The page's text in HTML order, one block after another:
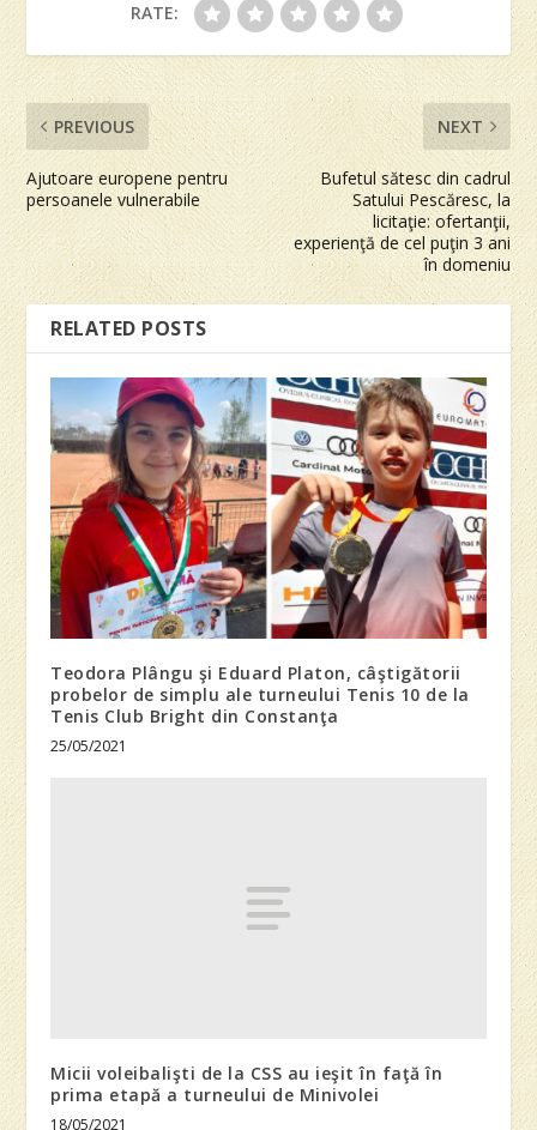
RATE:
PREVIOUS
Ajutoare europene pentru
persoanele vulnerabile
NEXT
Bufetul sătesc din cadrul
Satului Pescăresc, la
licitaţie: ofertanţii,
experienţă de cel puţin 3 ani
în domeniu
RELATED POSTS
Teodora Plângu şi Eduard Platon, câştigătorii
probelor de simplu ale turneului Tenis 10 de la
Tenis Club Bright din Constanţa
25/05/2021
Micii voleibalişti de la CSS au ieşit în faţă în
prima etapă a turneului de Minivolei
18/05/2021